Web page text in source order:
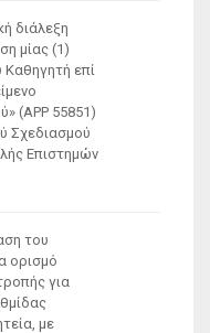
διάλεξη
μίας (1)
Καθηγητή επί
(ΑΡΡ 55851)
Σχεδιασμού
Επιστημών
του
ορισμό
για
με